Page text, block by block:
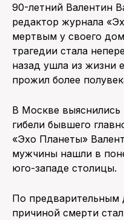
90-летний Валентин
редактор журнала
мертвым у своего
трагедии стала
назад ушла из жизни
прожил более
В Москве выяснились
гибели бывшего
«Эхо Планеты»
мужчины нашли в
юго-западе столицы.
По
причиной смерти